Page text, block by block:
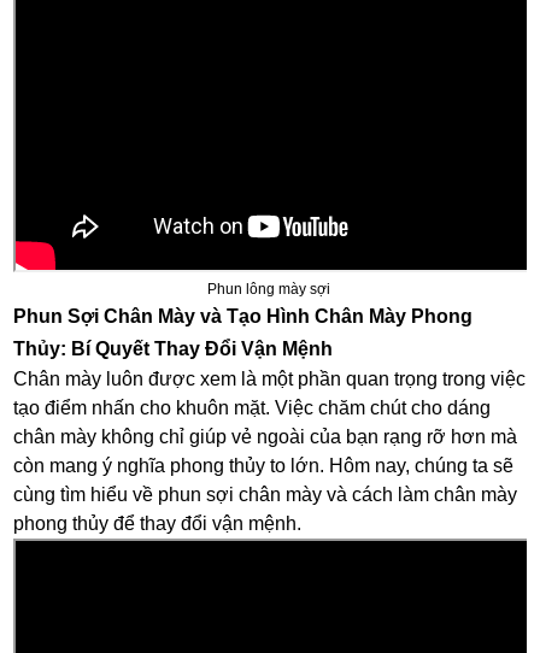
Phun lông mày sợi
Phun Sợi Chân Mày và Tạo Hình Chân Mày Phong
Thủy: Bí Quyết Thay Đổi Vận Mệnh
Chân mày luôn được xem là một phần quan trọng trong việc
tạo điểm nhấn cho khuôn mặt. Việc chăm chút cho dáng
chân mày không chỉ giúp vẻ ngoài của bạn rạng rỡ hơn mà
còn mang ý nghĩa phong thủy to lớn. Hôm nay, chúng ta sẽ
cùng tìm hiểu về phun sợi chân mày và cách làm chân mày
phong thủy để thay đổi vận mệnh.